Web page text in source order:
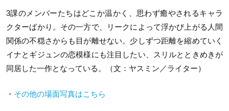
3課のメンバーたちはどこか温かく、思わず癒やされるキャラ
クターばかり。その一方で、リークによって浮かび上がる人間
関係の不穏さからも目が離せない。少しずつ距離を縮めていく
イナとギジュンの恋模様にも注目したい、スリルとときめきが
同居した一作となっている。（文：ヤスミン／ライター）
・ その他の場面写真はこちら